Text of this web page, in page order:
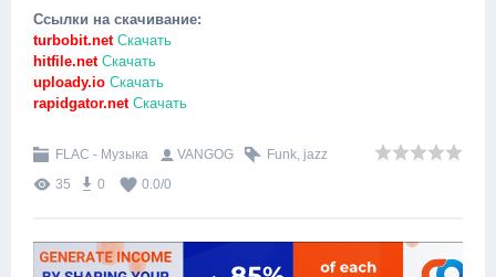
Ссылки на скачивание:
turbobit.netСкачать
hitfile.netСкачать
uploady.io Скачать
rapidgator.netСкачать
FLAC - Музыка VANGOG Funk, jazz
35
0 0.0/0